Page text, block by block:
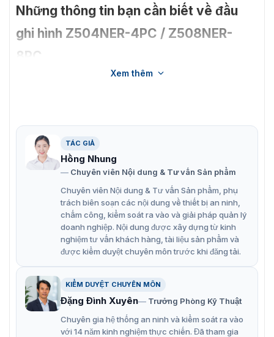
Những thông tin bạn cần biết về đầu
ghi hình Z504NER-4PC / Z508NER-
8PC
đầu ghi hìnhđược hỗ trợ bởi khả năng
3 tính năng nổi bật của đầu ghi hình Z504NER-
4PC / Z508NER-8PC
Xem trước hoặc phát lại độ phân giải lên đến 5MP
hỗ trợ, nó cho phép phát hiện các hành vi của đối
tượng nhiều tầng, như tripwire, xâm nhập, đối tượng
bị thiếu hoặc bị bỏ rơi v.v.
Thêm thông minhChỉ một cú nhấp chuột để thêm tất
cả các camera IP riêng vào NVR giống như kết nối hệ
thống tương tự, để tránh vấn đề liên quan đến IP.
AntarViewGiám sát từ xa và linh hoạt bất cứ lúc nào
hoặc bất cứ nơi đâu với ỨNG DỤNG AntarView.
Xem thêm
TÁC GIẢ
Hồng Nhung
Chuyên viên Nội dung & Tư vấn Sản phẩm
Chuyên viên Nội dung & Tư vấn Sản phẩm, phụ
trách biên soạn các nội dung về thiết bị an ninh,
chấm công, kiểm soát ra vào và giải pháp quản lý
doanh nghiệp. Nội dung được xây dựng từ kinh
nghiệm tư vấn khách hàng, tài liệu sản phẩm và
được kiểm duyệt chuyên môn trước khi đăng tải.
KIỂM DUYỆT CHUYÊN MÔN
Đặng Đình Xuyên
Trưởng Phòng Kỹ Thuật
Chuyên gia hệ thống an ninh và kiểm soát ra vào
với 14 năm kinh nghiệm thực chiến. Đã tham gia